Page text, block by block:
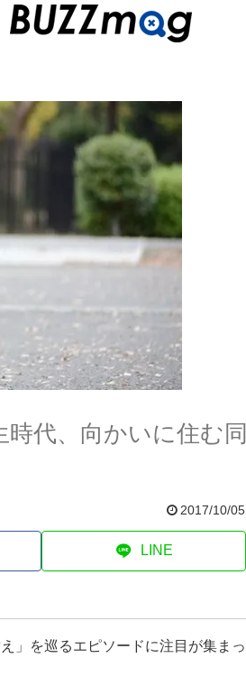
代、向かいに住む同
2017/10/05
LINE
」を巡るエピソードに注目が集まっ